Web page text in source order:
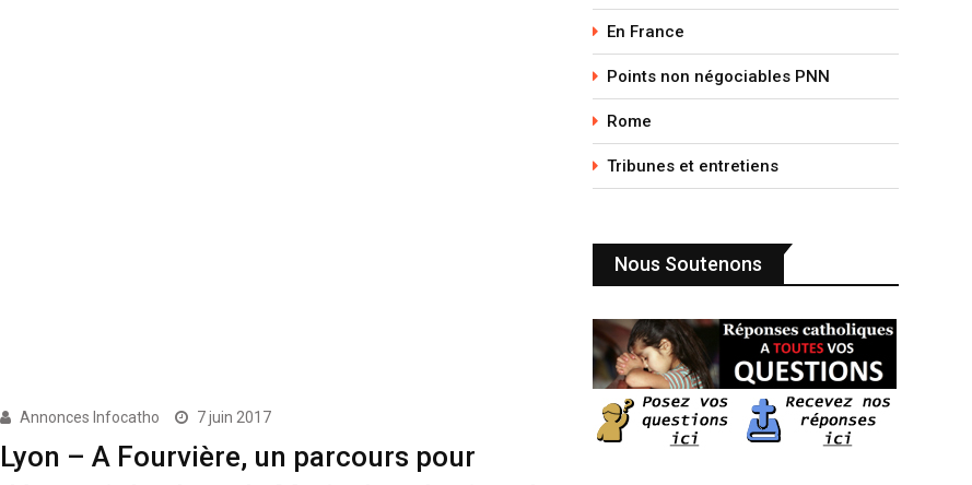
Annonces Infocatho 7 juin 2017
Lyon – A Fourvière, un parcours pour
En France
Points non négociables PNN
Rome
Tribunes et entretiens
Nous Soutenons